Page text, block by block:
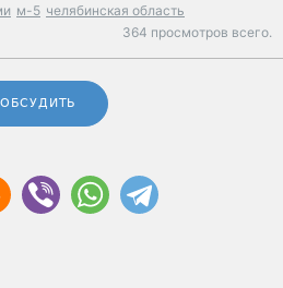
м-5 челябинская область
364 просмотров всего.
ОБСУДИТЬ